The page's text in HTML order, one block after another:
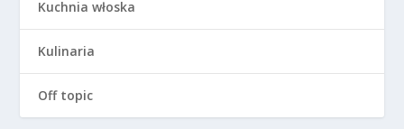
Kuchnia włoska
Kulinaria
Off topic